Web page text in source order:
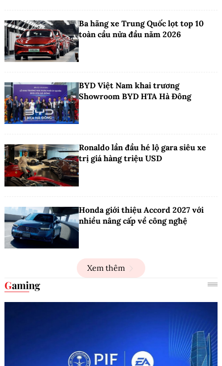
Ba hãng xe Trung Quốc lọt top 10
toàn cầu nửa đầu năm 2026
BYD Việt Nam khai trương
Showroom BYD HTA Hà Đông
Ronaldo lần đầu hé lộ gara siêu xe
trị giá hàng triệu USD
Honda giới thiệu Accord 2027 với
nhiều nâng cấp về công nghệ
Xem thêm
Gaming